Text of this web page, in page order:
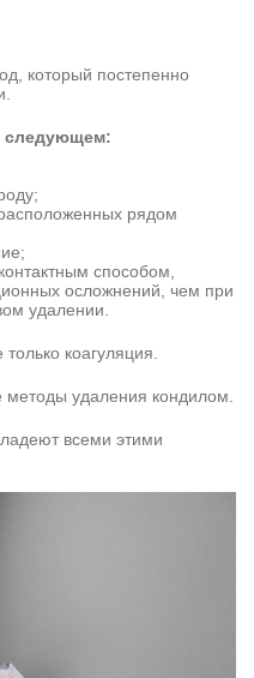
который постепенно
следующем:
рядом
способом,
осложнений, чем при
удалении.
коагуляция.
удаления кондилом.
всеми этими